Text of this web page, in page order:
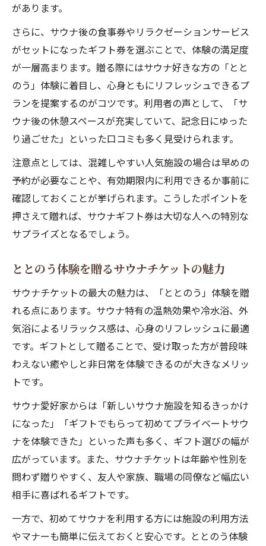
があります。
さらに、サウナ後の食事券やリラクゼーションサービス
がセットになったギフト券を選ぶことで、体験の満足度
が一層高まります。贈る際にはサウナ好きな方の「とと
のう」体験に着目し、心身ともにリフレッシュできるプ
ランを提案するのがコツです。利用者の声として、「サ
ウナ後の休憩スペースが充実していて、記念日にゆった
り過ごせた」といった口コミも多く見受けられます。
注意点としては、混雑しやすい人気施設の場合は早めの
予約が必要なことや、有効期限内に利用できるか事前に
確認しておくことが挙げられます。こうしたポイントを
押さえて贈れば、サウナギフト券は大切な人への特別な
サプライズとなるでしょう。
ととのう体験を贈るサウナチケットの魅力
サウナチケットの最大の魅力は、「ととのう」体験を贈
れる点にあります。サウナ特有の温熱効果や冷水浴、外
気浴によるリラックス感は、心身のリフレッシュに最適
です。ギフトとして贈ることで、受け取った方が普段味
わえない癒やしと非日常を体験できるのが大きなメリッ
トです。
サウナ愛好家からは「新しいサウナ施設を知るきっかけ
になった」「ギフトでもらって初めてプライベートサウ
ナを体験できた」といった声も多く、ギフト選びの幅が
広がっています。また、サウナチケットは年齢や性別を
問わず贈りやすく、友人や家族、職場の同僚など幅広い
相手に喜ばれるギフトです。
一方で、初めてサウナを利用する方には施設の利用方法
やマナーも簡単に伝えておくと安心です。ととのう体験